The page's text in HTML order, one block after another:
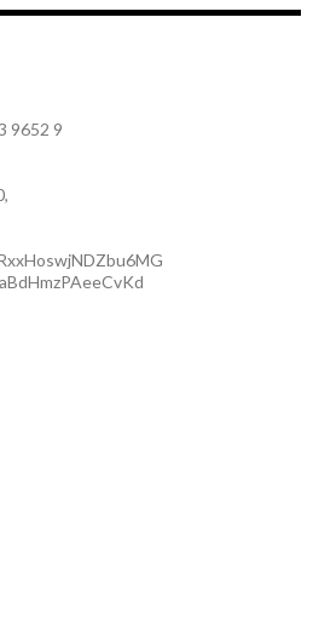
9652 9